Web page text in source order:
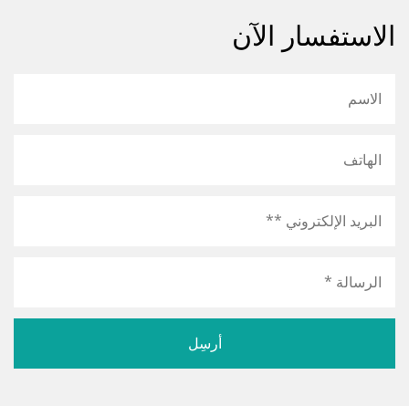
الاستفسار الآن